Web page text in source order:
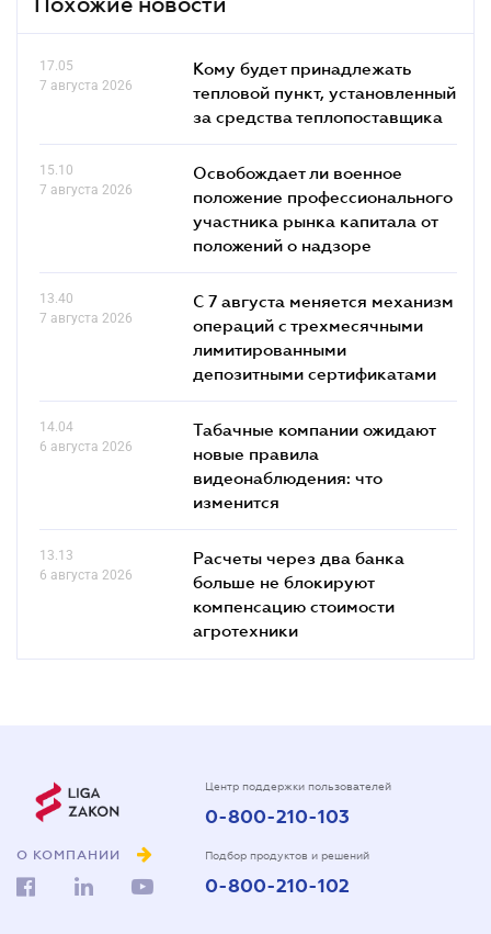
17.05
7 августа 2026
Кому будет принадлежать
тепловой пункт, установленный
за средства теплопоставщика
15.10
7 августа 2026
Освобождает ли военное
положение профессионального
участника рынка капитала от
положений о надзоре
13.40
7 августа 2026
С 7 августа меняется механизм
операций с трехмесячными
лимитированными
депозитными сертификатами
14.04
6 августа 2026
Табачные компании ожидают
новые правила
видеонаблюдения: что
изменится
13.13
6 августа 2026
Расчеты через два банка
больше не блокируют
компенсацию стоимости
агротехники
О КОМПАНИИ
Центр поддержки пользователей
0-800-210-103
Подбор продуктов и решений
0-800-210-102